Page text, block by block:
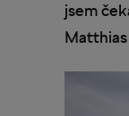
jsem